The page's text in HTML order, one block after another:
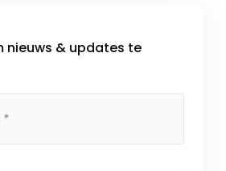
nieuws & updates te